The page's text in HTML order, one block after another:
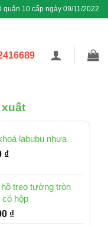
quận 10 cấp ngày 09/11/2022
xuất
labubu nhựa
₫
treo tường tròn
có hộp
₫